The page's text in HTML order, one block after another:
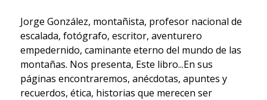
Jorge González, montañista, profesor nacional de
escalada, fotógrafo, escritor, aventurero
empedernido, caminante eterno del mundo de las
montañas. Nos presenta, Este libro...En sus
páginas encontraremos, anécdotas, apuntes y
recuerdos, ética, historias que merecen ser